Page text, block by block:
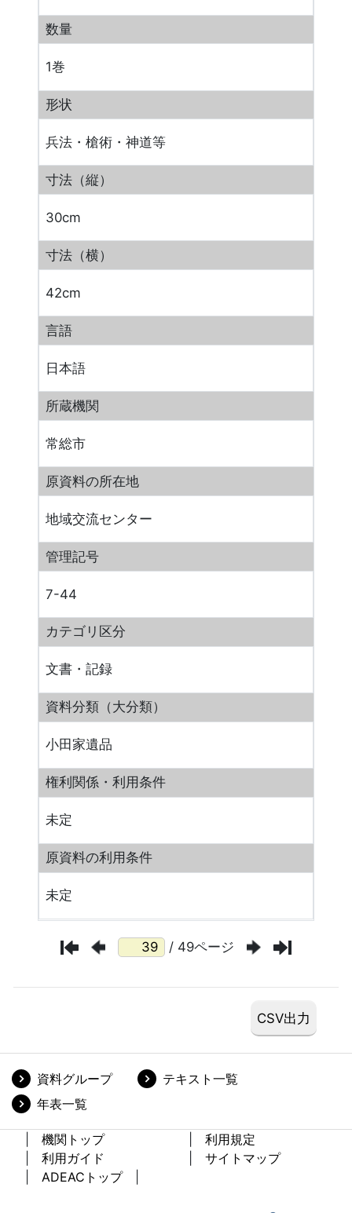
数量
1巻
形状
兵法・槍術・神道等
寸法（縦）
30cm
寸法（横）
42cm
言語
日本語
所蔵機関
常総市
原資料の所在地
地域交流センター
管理記号
7-44
カテゴリ区分
文書・記録
資料分類（大分類）
小田家遺品
権利関係・利用条件
未定
原資料の利用条件
未定
/ 49ページ
資料グループ
テキスト一覧
年表一覧
機関トップ
利用規定
利用ガイド
サイトマップ
ADEACトップ